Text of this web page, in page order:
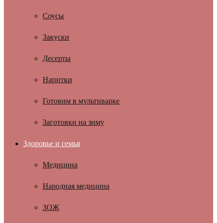
Соусы
Закуски
Десерты
Напитки
Готовим в мультиварке
Заготовки на зиму
Здоровье и семья
Медицина
Народная медицина
ЗОЖ